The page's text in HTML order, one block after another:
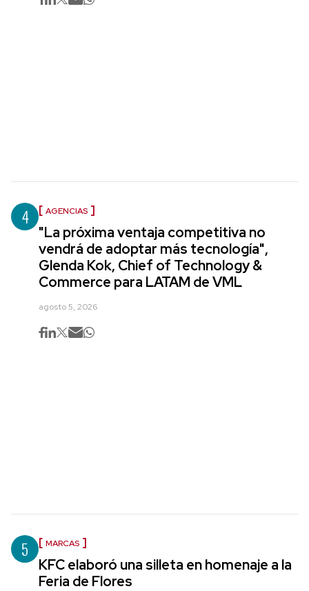
4 AGENCIAS
"La próxima ventaja competitiva no
vendrá de adoptar más tecnología",
Glenda Kok, Chief of Technology &
Commerce para LATAM de VML
agosto 5, 2026
5 MARCAS
KFC elaboró una silleta en homenaje a la
Feria de Flores